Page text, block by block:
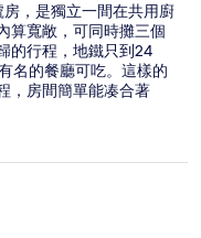
，是獨立一間在共用廚
算寬敞，可同時攤三個
的行程，地鐵只到24
名的餐廳可吃。這樣的
，房間簡單能凑合著